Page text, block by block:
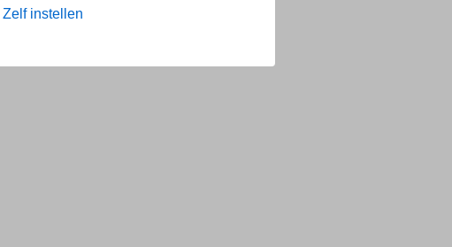
Zelf instellen